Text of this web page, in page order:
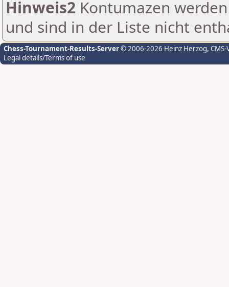
Hinweis2 Kontumazen
und sind in der Liste nicht
Chess-Tournament-Results-Server© 2006-2026 Heinz Herzog,
Legal details/Terms of use